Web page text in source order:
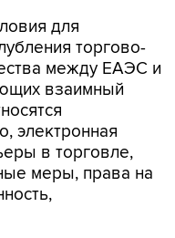
для
торгово-
между ЕАЭС и
взаимный
электронная
в торговле,
меры, права на